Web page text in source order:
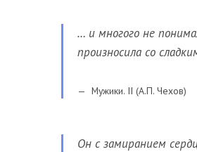
… и многого не
произносила со
Мужики. II (А.П. Чехов)
Он с замиранием